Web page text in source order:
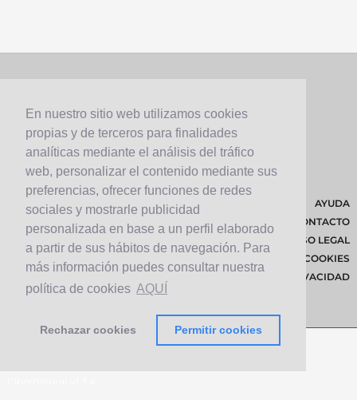
En nuestro sitio web utilizamos cookies
propias y de terceros para finalidades
analíticas mediante el análisis del tráfico
web, personalizar el contenido mediante sus
preferencias, ofrecer funciones de redes
sociales y mostrarle publicidad
personalizada en base a un perfil elaborado
a partir de sus hábitos de navegación. Para
más información puedes consultar nuestra
política de cookies AQUÍ
Rechazar cookies Permitir cookies
AYUDA
CONTACTO
AVISO LEGAL
POLÍTICA DE COOKIES
POLÍTICA DE PRIVACIDAD